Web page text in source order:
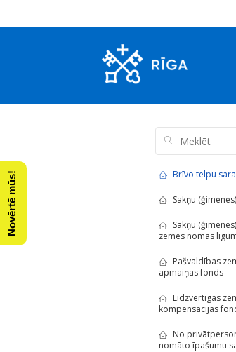
Brīvo telpu
Sakņu
Sakņu
zemes nomas
Pašvaldības
apmaiņas fonds
Līdzvērtīgas
kompensācijas
No
nomāto īpašumu
Novērtē mūs!